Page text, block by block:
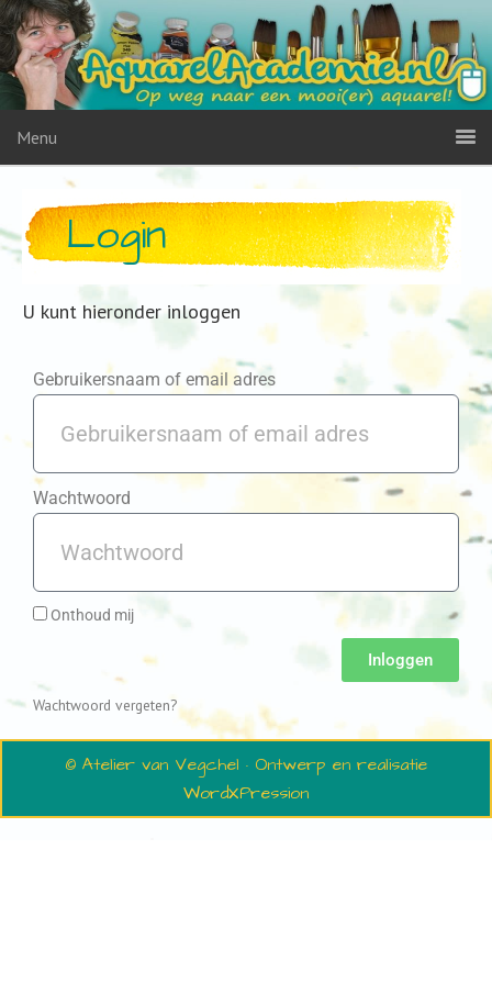
Menu
Login
U kunt hieronder inloggen
Gebruikersnaam of email adres
Wachtwoord
Onthoud mij
Inloggen
Wachtwoord vergeten?
© Atelier van Vegchel · Ontwerp en realisatie
WordXPression